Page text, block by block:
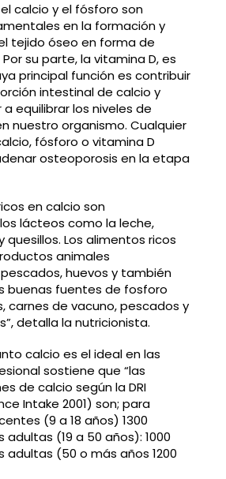
calcio y el fósforo son
en la formación y
tejido óseo en forma de
su parte, la vitamina D, es
principal función es contribuir
intestinal de calcio y
equilibrar los niveles de
nuestro organismo. Cualquier
fósforo o vitamina D
osteoporosis en la etapa
en calcio son
lácteos como la leche,
quesillos. Los alimentos ricos
animales
huevos y también
buenas fuentes de fosforo
carnes de vacuno, pescados y
detalla la nutricionista.
calcio es el ideal en las
sostiene que “las
de calcio según la DRI
Intake 2001) son; para
(9 a 18 años) 1300
(19 a 50 años): 1000
adultas (50 o más años 1200